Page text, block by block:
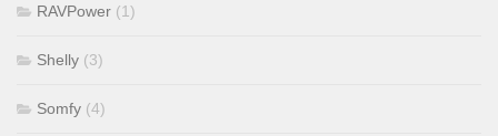
RAVPower (1)
Shelly (3)
Somfy (4)